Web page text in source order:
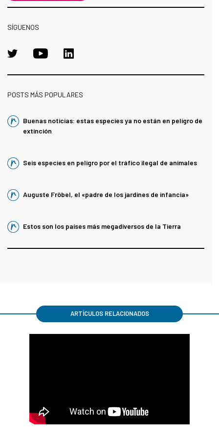
SÍGUENOS
POSTS MÁS POPULARES
Buenas noticias: estas especies ya no están en peligro de
extinción
Seis especies en peligro por el tráfico ilegal de animales
Auguste Fröbel, el «padre de los jardines de infancia»
Estos son los países más megadiversos de la Tierra
ARTÍCULOS RELACIONADOS